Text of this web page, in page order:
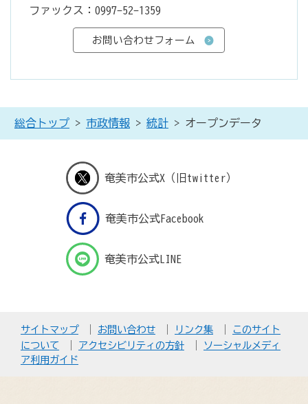
ファックス：0997-52-1359
総合トップ > 市政情報 > 統計 > オープンデータ
奄美市公式X（旧twitter）
奄美市公式Facebook
奄美市公式LINE
サイトマップ お問い合わせ リンク集
このサイト
について
アクセシビリティの方針
ソーシャルメディ
ア利用ガイド